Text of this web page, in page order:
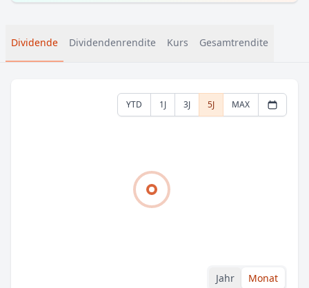
Dividende Dividendenrendite Kurs Gesamtrendite
YTD 1J 3J 5J MAX
Jahr Monat